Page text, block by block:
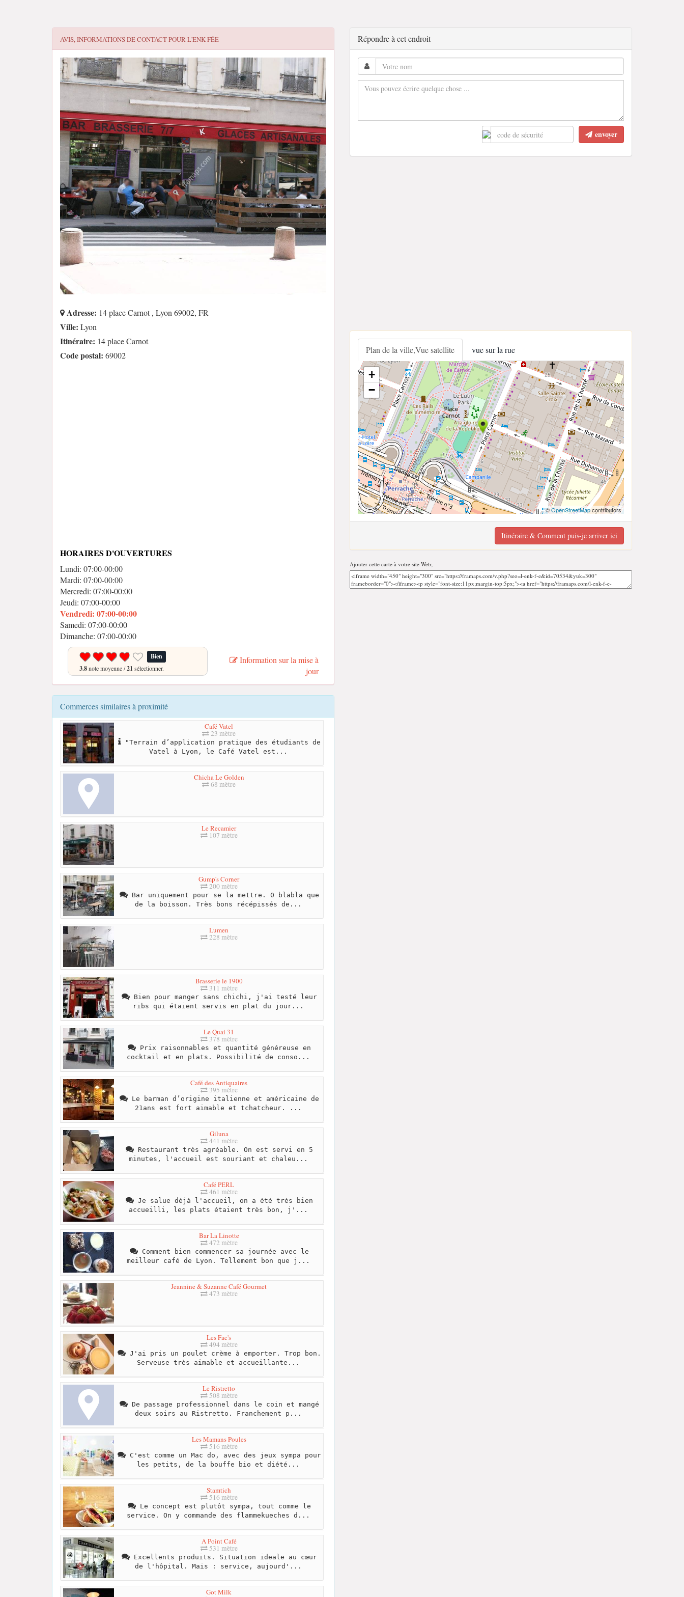
AVIS, INFORMATIONS DE CONTACT POURL'ENK FÉE
Adresse: 14 place Carnot , Lyon 69002, FR
Ville: Lyon
Itinéraire: 14 place Carnot
Code postal: 69002
HORAIRES D'OUVERTURES
Lundi: 07:00-00:00
Mardi: 07:00-00:00
Mercredi: 07:00-00:00
Jeudi: 07:00-00:00
Vendredi: 07:00-00:00
Samedi: 07:00-00:00
Dimanche: 07:00-00:00
Bien
3.8note moyenne /21 sélectionner.
Information sur la mise à
jour
Commerces similaires à proximité
Café Vatel
23 mètre
"Terrain d’application pratique des étudiants de
Vatel à Lyon, le Café Vatel est...
Chicha Le Golden
68 mètre
Le Recamier
107 mètre
Gump's Corner
200 mètre
Bar uniquement pour se la mettre. 0 blabla que
de la boisson. Très bons récépissés de...
Lumen
228 mètre
Brasserie le 1900
311 mètre
Bien pour manger sans chichi, j'ai testé leur
ribs qui étaient servis en plat du jour...
Le Quai 31
378 mètre
Prix raisonnables et quantité généreuse en
cocktail et en plats. Possibilité de conso...
Café des Antiquaires
395 mètre
Le barman d’origine italienne et américaine de
21ans est fort aimable et tchatcheur. ...
Giluna
441 mètre
Restaurant très agréable. On est servi en 5
minutes, l'accueil est souriant et chaleu...
Café PERL
461 mètre
Je salue déjà l'accueil, on a été très bien
accueilli, les plats étaient très bon, j'...
Bar La Linotte
472 mètre
Comment bien commencer sa journée avec le
meilleur café de Lyon. Tellement bon que j...
Jeannine & Suzanne Café Gourmet
473 mètre
Les Fac's
494 mètre
J'ai pris un poulet crème à emporter. Trop bon.
Serveuse très aimable et accueillante...
Le Ristretto
508 mètre
De passage professionnel dans le coin et mangé
deux soirs au Ristretto. Franchement p...
Les Mamans Poules
516 mètre
C'est comme un Mac do, avec des jeux sympa pour
les petits, de la bouffe bio et diété...
Stamtich
516 mètre
Le concept est plutôt sympa, tout comme le
service. On y commande des flammekueches d...
A Point Café
531 mètre
Excellents produits. Situation ideale au cœur
de l'hôpital. Mais : service, aujourd'...
Got Milk
Répondre à cet endroit
envoyer
Plan de la ville,Vue satellite vue sur la rue
+
−
©OpenStreetMapcontributors
Itinéraire & Comment puis-je arriver ici
Ajouter cette carte à votre site Web;